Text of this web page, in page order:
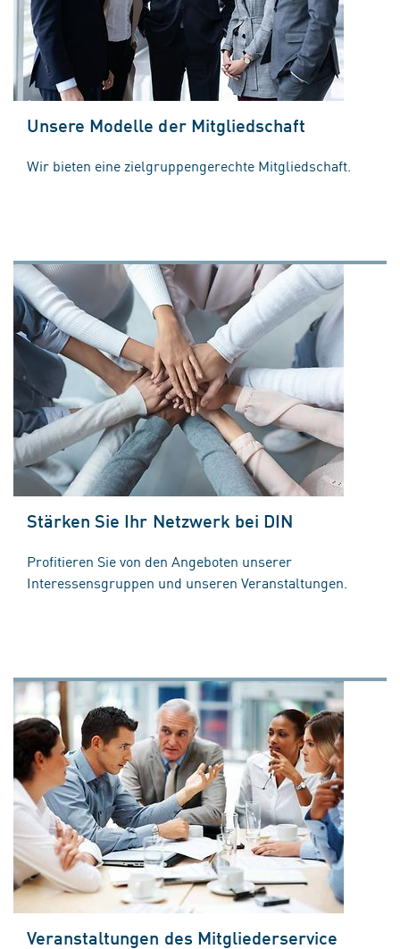
Unsere Modelle der Mitgliedschaft
Wir bieten eine zielgruppengerechte Mitgliedschaft.
Stärken Sie Ihr Netzwerk bei DIN
Profitieren Sie von den Angeboten unserer
Interessensgruppen und unseren Veranstaltungen.
Veranstaltungen des Mitgliederservice